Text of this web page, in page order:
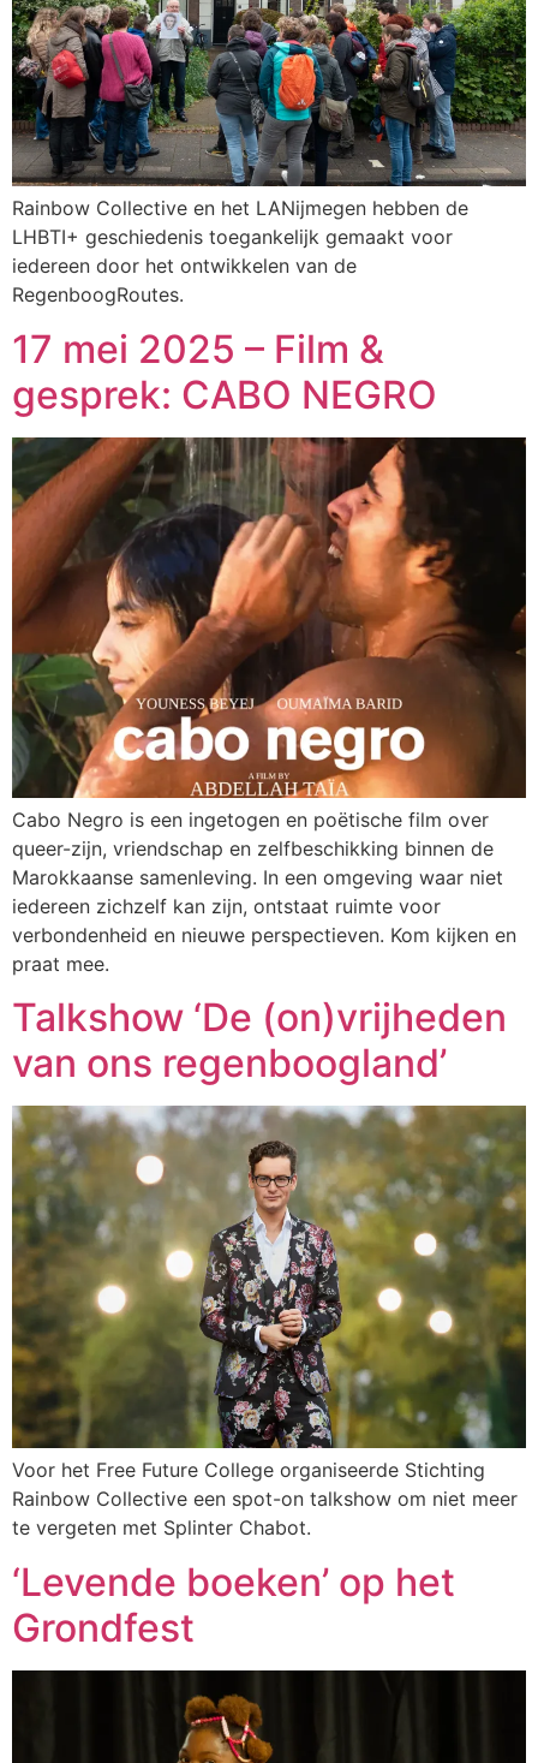
Rainbow Collective en het LANijmegen hebben de
LHBTI+ geschiedenis toegankelijk gemaakt voor
iedereen door het ontwikkelen van de
RegenboogRoutes.
17 mei 2025 – Film &
gesprek: CABO NEGRO
Cabo Negro is een ingetogen en poëtische film over
queer-zijn, vriendschap en zelfbeschikking binnen de
Marokkaanse samenleving. In een omgeving waar niet
iedereen zichzelf kan zijn, ontstaat ruimte voor
verbondenheid en nieuwe perspectieven. Kom kijken en
praat mee.
Talkshow ‘De (on)vrijheden
van ons regenboogland’
Voor het Free Future College organiseerde Stichting
Rainbow Collective een spot-on talkshow om niet meer
te vergeten met Splinter Chabot.
‘Levende boeken’ op het
Grondfest